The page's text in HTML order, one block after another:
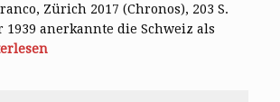
Zürich 2017 (Chronos), 203 S.
1939 anerkannte die Schweiz als